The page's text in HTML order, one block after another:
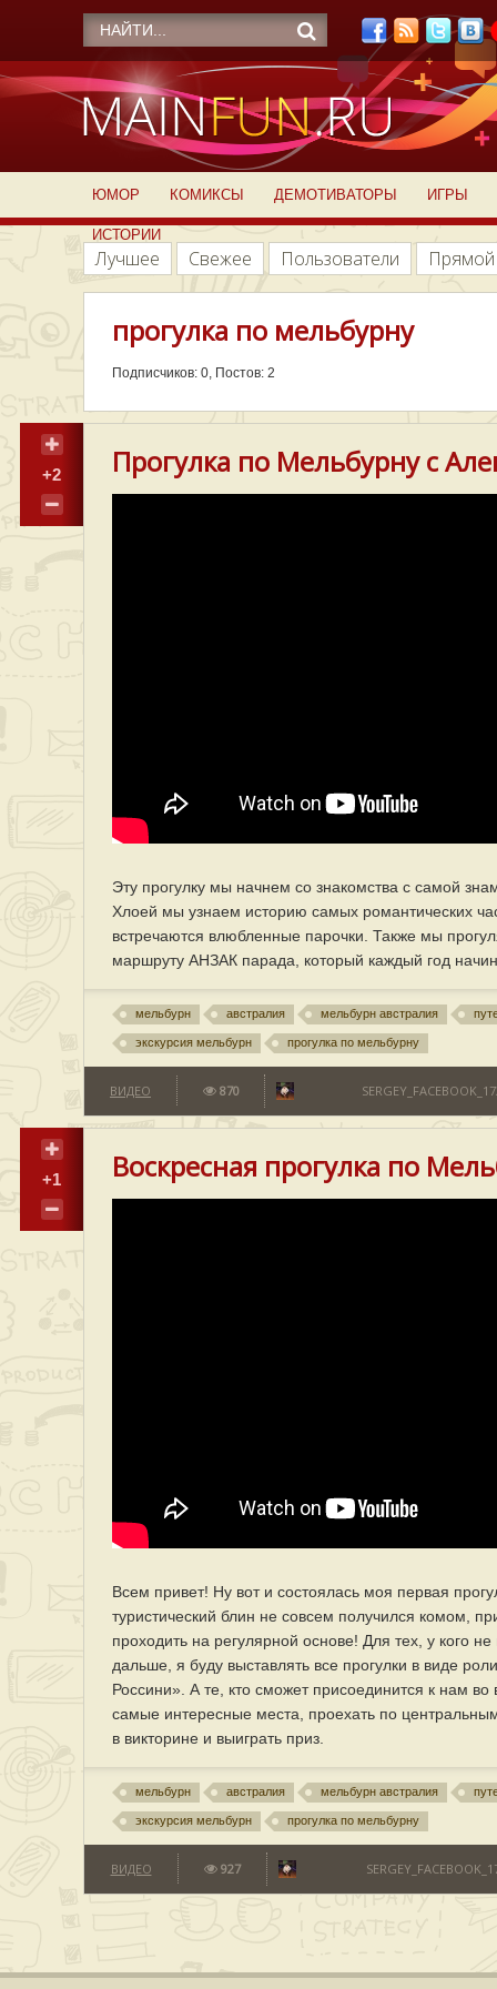
ЮМОР КОМИКСЫ ДЕМОТИВАТОРЫ ИГРЫ
ИСТОРИИ
Лучшее Свежее Пользователи
прогулка по мельбурну
Подписчиков: 0, Постов: 2
+2 Прогулка по Мельбурну с
Эту прогулку мы начнем со знакомства с самой
Хлоей мы узнаем историю самых романтических
встречаются влюбленные парочки. Также мы
маршруту АНЗАК парада, который каждый год
мельбурн австралия мельбурн австралия
экскурсия мельбурн прогулка по мельбурну
ВИДЕО 870
+1 Воскресная прогулка по
Всем привет! Ну вот и состоялась моя первая
туристический блин не совсем получился комом,
проходить на регулярной основе! Для тех, у кого
дальше, я буду выставлять все прогулки в виде
Россини». А те, кто сможет присоединится к нам во
самые интересные места, проехать по
в викторине и выиграть приз.
мельбурн австралия мельбурн австралия
экскурсия мельбурн прогулка по мельбурну
ВИДЕО 927